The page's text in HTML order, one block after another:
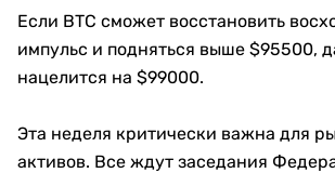
Если BTC сможет восстановить
импульс и подняться выше $95500,
нацелится на $99000.
Эта неделя критически важна для
активов. Все ждут заседания